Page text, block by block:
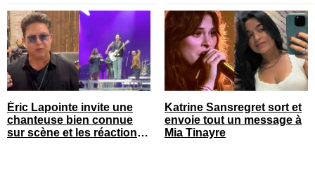
Éric Lapointe invite une
chanteuse bien connue
sur scène et les réactions
Katrine Sansregret sort et
envoie tout un message à
Mia Tinayre